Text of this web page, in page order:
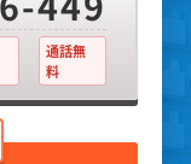
通話無
料